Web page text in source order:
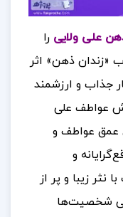
علی ولایی را
«زندان ذهن» اثر
جذاب و ارزشمند
عواطف علی
عمق عواطف و
و
نثر زیبا و پر از
شخصیت‌ها